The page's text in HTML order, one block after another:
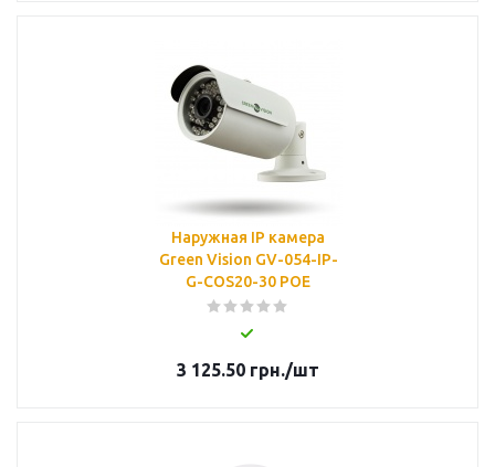
Наружная IP камера
Green Vision GV-054-IP-
G-COS20-30 POE
3 125.50 грн./шт